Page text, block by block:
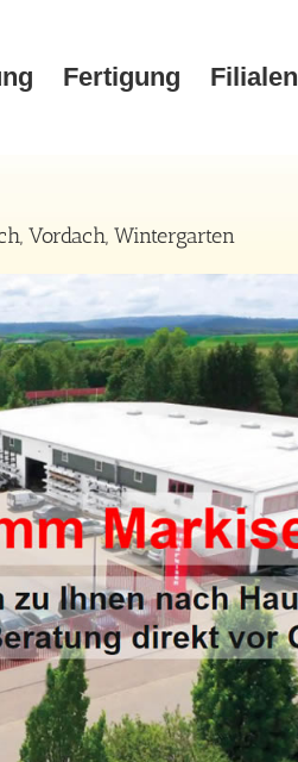
Fertigung Filialen
Vordach, Wintergarten